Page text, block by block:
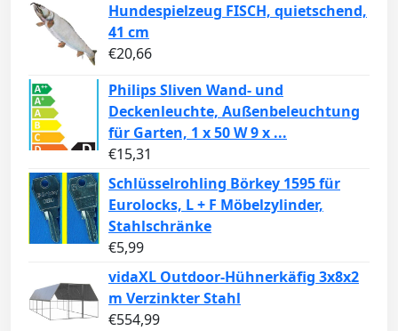
Hundespielzeug FISCH, quietschend,
41 cm
€20,66
Philips Sliven Wand- und
Deckenleuchte, Außenbeleuchtung
für Garten, 1 x 50 W 9 x ...
€15,31
Schlüsselrohling Börkey 1595 für
Eurolocks, L + F Möbelzylinder,
Stahlschränke
€5,99
vidaXL Outdoor-Hühnerkäfig 3x8x2
m Verzinkter Stahl
€554,99